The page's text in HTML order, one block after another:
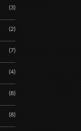
(3)
(2)
(7)
(4)
(8)
(8)